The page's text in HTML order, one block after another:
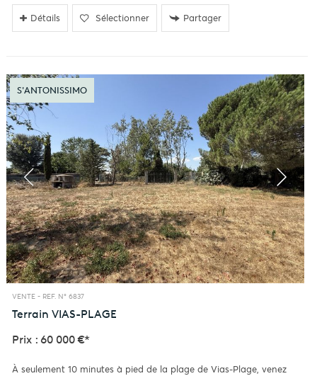
Détails Sélectionner Partager
S'ANTONISSIMO
VENTE - REF. N° 6837
Terrain VIAS-PLAGE
Prix : 60 000 €*
À seulement 10 minutes à pied de la plage de Vias-Plage, venez